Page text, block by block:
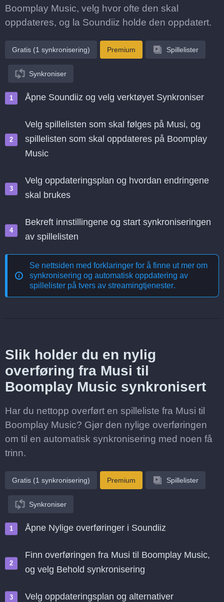
Boomplay Music, velg hvor ofte den skal
oppdateres, og la Soundiiz holde den oppdatert.
Gratis (1 synkronisering) Premium Spillelister
Synkroniser
Åpne Soundiiz og velg verktøyet Synkroniser
Velg spillelisten som skal følges på Musi, og
spillelisten som skal oppdateres på Boomplay
Music
Velg oppdateringsplan og hvordan endringene
skal brukes
Bekreft innstillingene og start synkroniseringen
av spillelisten
Se nettsiden med forklaringer for å finne ut mer om
synkronisering og automatisk oppdatering av
spillelister på tvers av streamingtjenester.
Slik holder du en nylig
overføring fra Musi til
Boomplay Music synkronisert
Har du nettopp overført en spilleliste fra Musi til
Boomplay Music? Gjør den nylige overføringen
om til en automatisk synkronisering med noen få
trinn.
Gratis (1 synkronisering) Premium Spillelister
Synkroniser
Åpne Nylige overføringer i Soundiiz
Finn overføringen fra Musi til Boomplay Music,
og velg Behold synkronisering
Velg oppdateringsplan og alternativer